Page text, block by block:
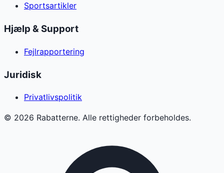
Sportsartikler
Hjælp & Support
Fejlrapportering
Juridisk
Privatlivspolitik
© 2026 Rabatterne. Alle rettigheder forbeholdes.